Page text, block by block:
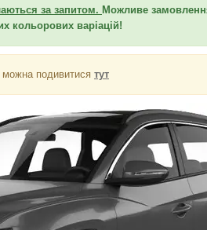
за запитом. Можливе
кольорових варіацій!
можна подивитися тут